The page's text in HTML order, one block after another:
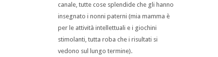
canale, tutte cose splendide che gli hanno
insegnato i nonni paterni (mia mamma è
per le attività intellettuali e i giochini
stimolanti, tutta roba che i risultati si
vedono sul lungo termine).